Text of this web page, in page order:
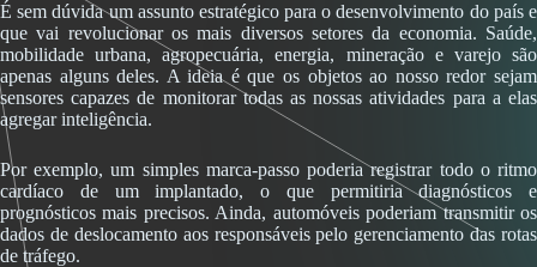
É sem dúvida um assunto estratégico para o desenvolvimento do país e
que vai revolucionar os mais diversos setores da economia. Saúde,
mobilidade urbana, agropecuária, energia, mineração e varejo são
apenas alguns deles. A ideia é que os objetos ao nosso redor sejam
sensores capazes de monitorar todas as nossas atividades para a elas
agregar inteligência.
Por exemplo, um simples marca-passo poderia registrar todo o ritmo
cardíaco de um implantado, o que permitiria diagnósticos e
prognósticos mais precisos. Ainda, automóveis poderiam transmitir os
dados de deslocamento aos responsáveis pelo gerenciamento das rotas
de tráfego.